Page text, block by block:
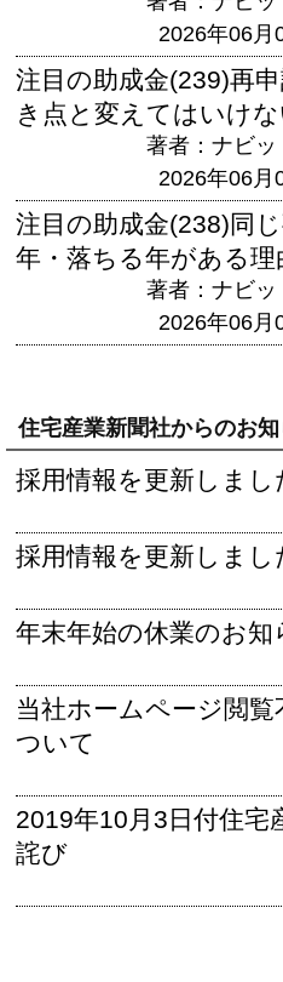
2026年06月
注目の助成金(239)再
き点と変えてはいけな
著者：ナビ
2026年06月
注目の助成金(238)同
年・落ちる年がある理
著者：ナビ
2026年06月
住宅産業新聞社からのお
採用情報を更新しまし
採用情報を更新しまし
年末年始の休業のお知
当社ホームページ閲覧
ついて
2019年10月3日付住宅
詫び